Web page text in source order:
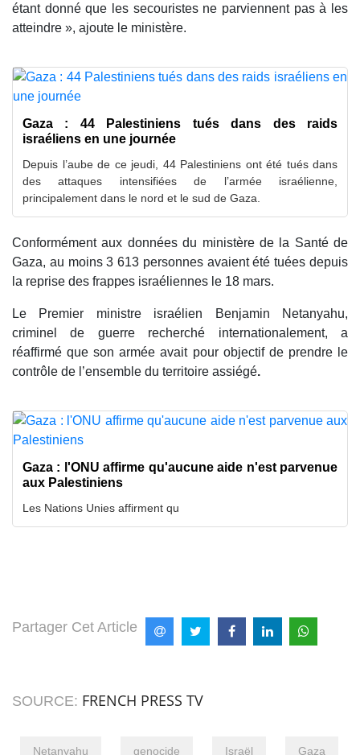
étant donné que les secouristes ne parviennent pas à les
atteindre », ajoute le ministère.
Gaza : 44 Palestiniens tués dans des raids
israéliens en une journée
Depuis l’aube de ce jeudi, 44 Palestiniens ont été tués dans
des attaques intensifiées de l’armée israélienne,
principalement dans le nord et le sud de Gaza.
Conformément aux données du ministère de la Santé de
Gaza, au moins 3 613 personnes avaient été tuées depuis
la reprise des frappes israéliennes le 18 mars.
Le Premier ministre israélien Benjamin Netanyahu,
criminel de guerre recherché internationalement, a
réaffirmé que son armée avait pour objectif de prendre le
contrôle de l’ensemble du territoire assiégé.
Gaza : l'ONU affirme qu'aucune aide n'est parvenue
aux Palestiniens
Les Nations Unies affirment qu
Partager Cet Article
SOURCE: FRENCH PRESS TV
Netanyahu genocide Israël Gaza